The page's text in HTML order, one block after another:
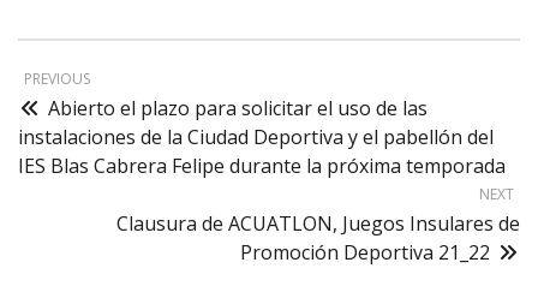
PREVIOUS
Abierto el plazo para solicitar el uso de las
instalaciones de la Ciudad Deportiva y el pabellón del
IES Blas Cabrera Felipe durante la próxima temporada
NEXT
Clausura de ACUATLON, Juegos Insulares de
Promoción Deportiva 21_22